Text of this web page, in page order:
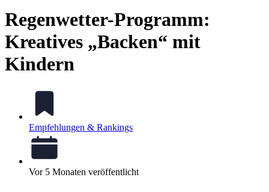
Regenwetter-Programm:
Kreatives „Backen“ mit
Kindern
Empfehlungen & Rankings
Vor 5 Monaten veröffentlicht